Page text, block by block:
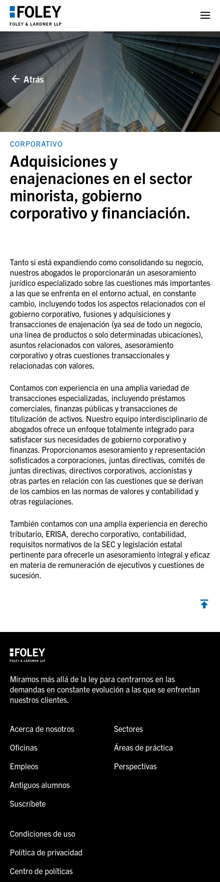
Atrás
CORPORATIVO
Adquisiciones y
enajenaciones en el sector
minorista, gobierno
corporativo y financiación.
Tanto si está expandiendo como consolidando su negocio,
nuestros abogados le proporcionarán un asesoramiento
jurídico especializado sobre las cuestiones más importantes
a las que se enfrenta en el entorno actual, en constante
cambio, incluyendo todos los aspectos relacionados con el
gobierno corporativo, fusiones y adquisiciones y
transacciones de enajenación (ya sea de todo un negocio,
una línea de productos o solo determinadas ubicaciones),
asuntos relacionados con valores, asesoramiento
corporativo y otras cuestiones transaccionales y
relacionadas con valores.
Contamos con experiencia en una amplia variedad de
transacciones especializadas, incluyendo préstamos
comerciales, finanzas públicas y transacciones de
titulización de activos. Nuestro equipo interdisciplinario de
abogados ofrece un enfoque totalmente integrado para
satisfacer sus necesidades de gobierno corporativo y
finanzas. Proporcionamos asesoramiento y representación
sofisticados a corporaciones, juntas directivas, comités de
juntas directivas, directivos corporativos, accionistas y
otras partes en relación con las cuestiones que se derivan
de los cambios en las normas de valores y contabilidad y
otras regulaciones.
También contamos con una amplia experiencia en derecho
tributario, ERISA, derecho corporativo, contabilidad,
requisitos normativos de la SEC y legislación estatal
pertinente para ofrecerle un asesoramiento integral y eficaz
en materia de remuneración de ejecutivos y cuestiones de
sucesión.
Miramos más allá de la ley para centrarnos en las
demandas en constante evolución a las que se enfrentan
nuestros clientes.
Acerca de nosotros
Oficinas
Empleos
Antiguos alumnos
Suscríbete
Sectores
Áreas de práctica
Perspectivas
Condiciones de uso
Política de privacidad
Centro de políticas